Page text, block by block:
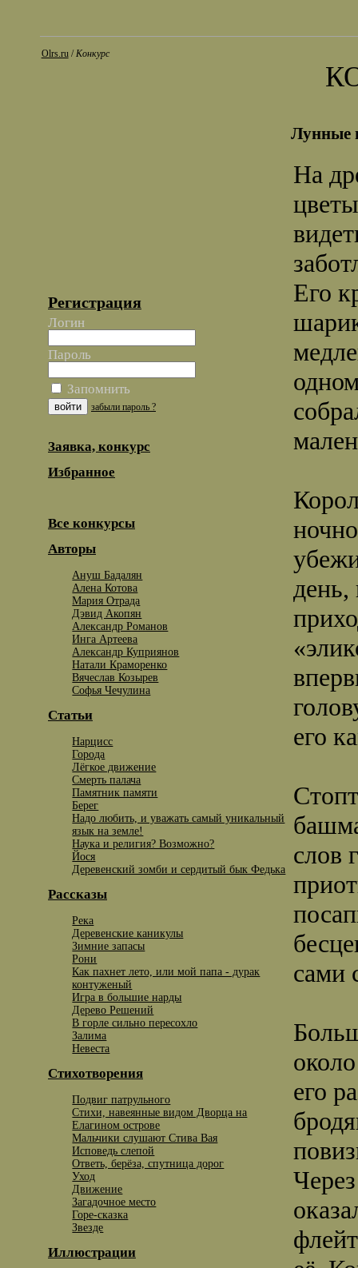
Olrs.ru/Конкурс
Регистрация
Логин
Пароль
Запомнить
забыли пароль ?
Заявка, конкурс
Избранное
Все конкурсы
Авторы
Ануш Бадалян
Алена Котова
Мария Отрада
Дэвид Акопян
Александр Романов
Инга Артеева
Александр Куприянов
Натали Краморенко
Вячеслав Козырев
Софья Чечулина
Статьи
Нарцисс
Города
Лёгкое движение
Смерть палача
Памятник памяти
Берег
Надо любить, и уважать самый уникальный
язык на земле!
Наука и религия? Возможно?
Йося
Деревенский зомби и сердитый бык Федька
Рассказы
Река
Деревенские каникулы
Зимние запасы
Рони
Как пахнет лето, или мой папа - дурак
контуженый
Игра в большие нарды
Дерево Решений
В горле сильно пересохло
Залима
Невеста
Стихотворения
Подвиг патрульного
Стихи, навеянные видом Дворца на
Елагином острове
Мальчики слушают Стива Вая
Исповедь слепой
Ответь, берёза, спутница дорог
Уход
Движение
Загадочное место
Горе-сказка
Звезде
Иллюстрации
Лунные
На
Его
день,
его
слов
сами
его